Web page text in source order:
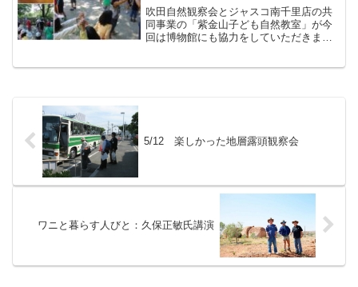
吹田自然観察会とジャスコ南千里店の共
同事業の「紫金山子ども自然教室」が今
回は博物館にも協力をしていただきまし
5/12 楽しかった地層露頭観察会
ワニと暮らす人びと：久保正敏氏講演